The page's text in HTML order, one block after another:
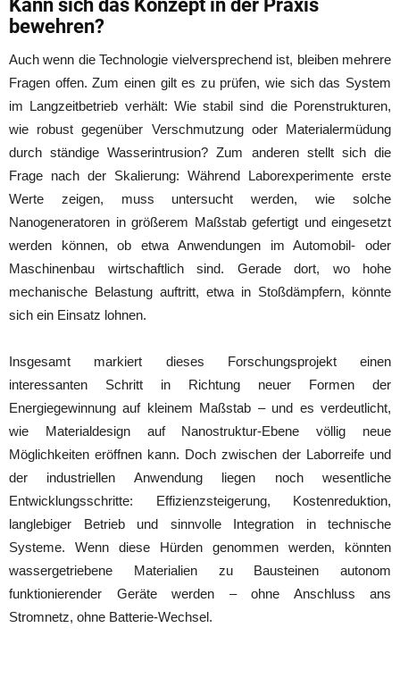
Kann sich das Konzept in der Praxis
bewehren?
Auch wenn die Technologie vielversprechend ist, bleiben mehrere
Fragen offen. Zum einen gilt es zu prüfen, wie sich das System
im Langzeitbetrieb verhält: Wie stabil sind die Porenstrukturen,
wie robust gegenüber Verschmutzung oder Materialermüdung
durch ständige Wasserintrusion? Zum anderen stellt sich die
Frage nach der Skalierung: Während Laborexperimente erste
Werte zeigen, muss untersucht werden, wie solche
Nanogeneratoren in größerem Maßstab gefertigt und eingesetzt
werden können, ob etwa Anwendungen im Automobil- oder
Maschinenbau wirtschaftlich sind. Gerade dort, wo hohe
mechanische Belastung auftritt, etwa in Stoßdämpfern, könnte
sich ein Einsatz lohnen.
Insgesamt markiert dieses Forschungsprojekt einen
interessanten Schritt in Richtung neuer Formen der
Energiegewinnung auf kleinem Maßstab – und es verdeutlicht,
wie Materialdesign auf Nanostruktur-Ebene völlig neue
Möglichkeiten eröffnen kann. Doch zwischen der Laborreife und
der industriellen Anwendung liegen noch wesentliche
Entwicklungsschritte: Effizienzsteigerung, Kostenreduktion,
langlebiger Betrieb und sinnvolle Integration in technische
Systeme. Wenn diese Hürden genommen werden, könnten
wassergetriebene Materialien zu Bausteinen autonom
funktionierender Geräte werden – ohne Anschluss ans
Stromnetz, ohne Batterie-Wechsel.